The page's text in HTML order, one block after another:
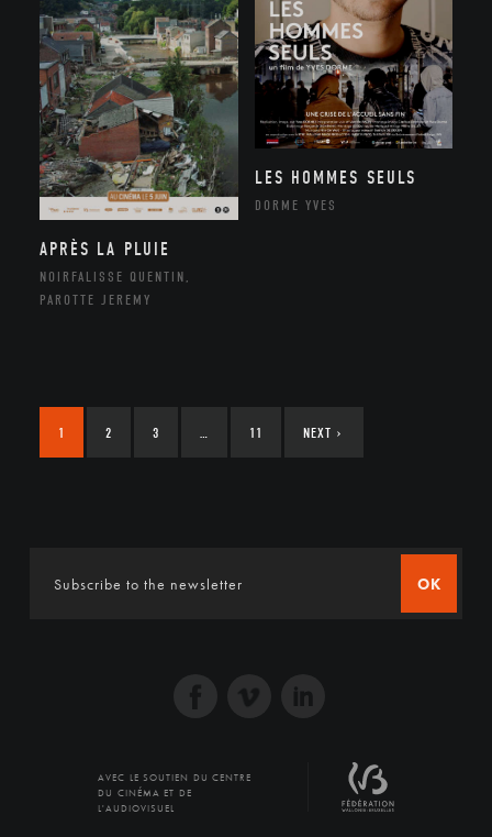
APRÈS LA PLUIE
NOIRFALISSE QUENTIN,
PAROTTE JEREMY
LES HOMMES SEULS
DORME YVES
1 2 3 … 11 NEXT ›
OK
AVEC LE SOUTIEN DU CENTRE
DU CINÉMA ET DE
L'AUDIOVISUEL